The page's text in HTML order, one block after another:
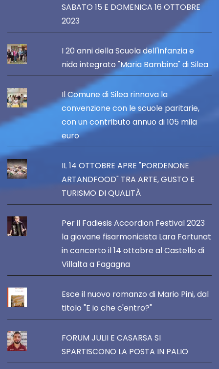
SABATO 15 E DOMENICA 16 OTTOBRE
2023
I 20 anni della Scuola dell'infanzia e
nido integrato "Maria Bambina" di Silea
Il Comune di Silea rinnova la
convenzione con le scuole paritarie,
con un contributo annuo di 105 mila
euro
IL 14 OTTOBRE APRE "PORDENONE
ARTANDFOOD" TRA ARTE, GUSTO E
TURISMO DI QUALITÀ
Per il Fadiesis Accordion Festival 2023
la giovane fisarmonicista Lara Fortunat
in concerto il 14 ottobre al Castello di
Villalta a Fagagna
Esce il nuovo romanzo di Mario Pini, dal
titolo "E io che c'entro?"
FORUM JULII E CASARSA SI
SPARTISCONO LA POSTA IN PALIO